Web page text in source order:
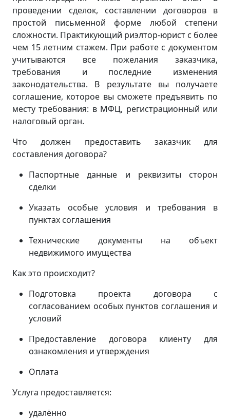
проведении сделок, составлении договоров в
простой письменной форме любой степени
сложности. Практикующий риэлтор-юрист с более
чем 15 летним стажем. При работе с документом
учитываются все пожелания заказчика,
требования и последние изменения
законодательства. В результате вы получаете
соглашение, которое вы сможете предъявить по
месту требования: в МФЦ, регистрационный или
налоговый орган.
Что должен предоставить заказчик для
составления договора?
Паспортные данные и реквизиты сторон
сделки
Указать особые условия и требования в
пунктах соглашения
Технические документы на объект
недвижимого имущества
Как это происходит?
Подготовка проекта договора с
согласованием особых пунктов соглашения и
условий
Предоставление договора клиенту для
ознакомления и утверждения
Оплата
Услуга предоставляется:
удалённо